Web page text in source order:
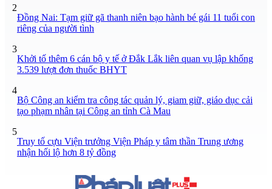
2
Đồng Nai: Tạm giữ gã thanh niên bạo hành bé gái 11 tuổi con
riêng của người tình
3
Khởi tố thêm 6 cán bộ y tế ở Đắk Lắk liên quan vụ lập khống
3.539 lượt đơn thuốc BHYT
4
Bộ Công an kiểm tra công tác quản lý, giam giữ, giáo dục cải
tạo phạm nhân tại Công an tỉnh Cà Mau
5
Truy tố cựu Viện trưởng Viện Pháp y tâm thần Trung ương
nhận hối lộ hơn 8 tỷ đồng